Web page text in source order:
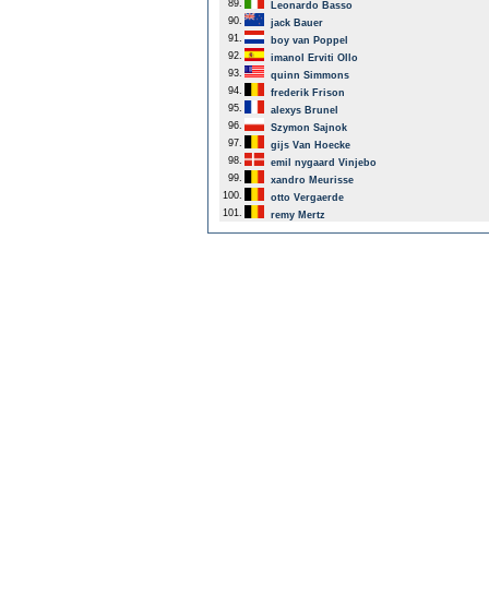
89.
Leonardo Basso
90.
jack Bauer
91.
boy van Poppel
92.
imanol Erviti Ollo
93.
quinn Simmons
94.
frederik Frison
95.
alexys Brunel
96.
Szymon Sajnok
97.
gijs Van Hoecke
98.
emil nygaard Vinjebo
99.
xandro Meurisse
100.
otto Vergaerde
101.
remy Mertz